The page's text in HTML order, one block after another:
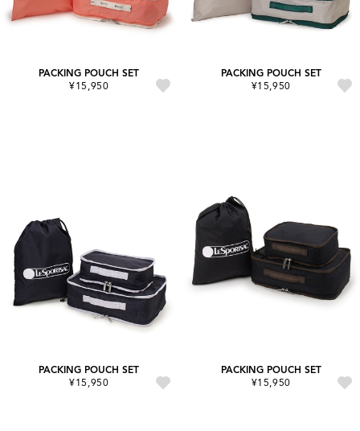
PACKING POUCH SET
¥15,950
PACKING POUCH SET
¥15,950
PACKING POUCH SET
¥15,950
PACKING POUCH SET
¥15,950